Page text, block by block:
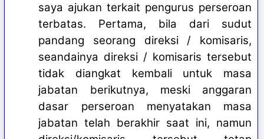
saya ajukan terkait pengurus perseroan
terbatas. Pertama, bila dari sudut
pandang seorang direksi / komisaris,
seandainya direksi / komisaris tersebut
tidak diangkat kembali untuk masa
jabatan berikutnya, meski anggaran
dasar perseroan menyatakan masa
jabatan telah berakhir saat ini, namun